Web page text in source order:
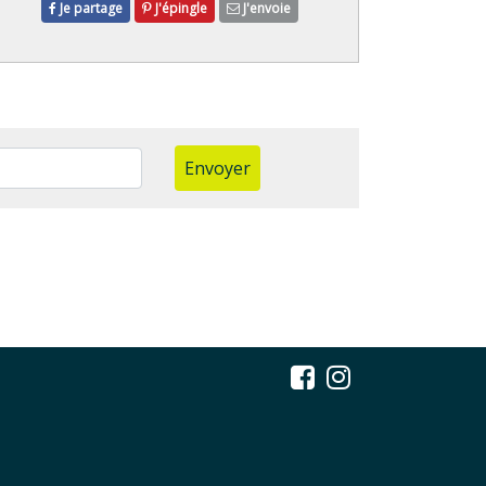
Je partage J'épingle J'envoie
Envoyer